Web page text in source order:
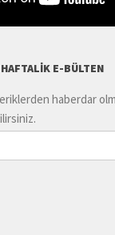
HAFTALIK E-BÜLTEN
haberdar